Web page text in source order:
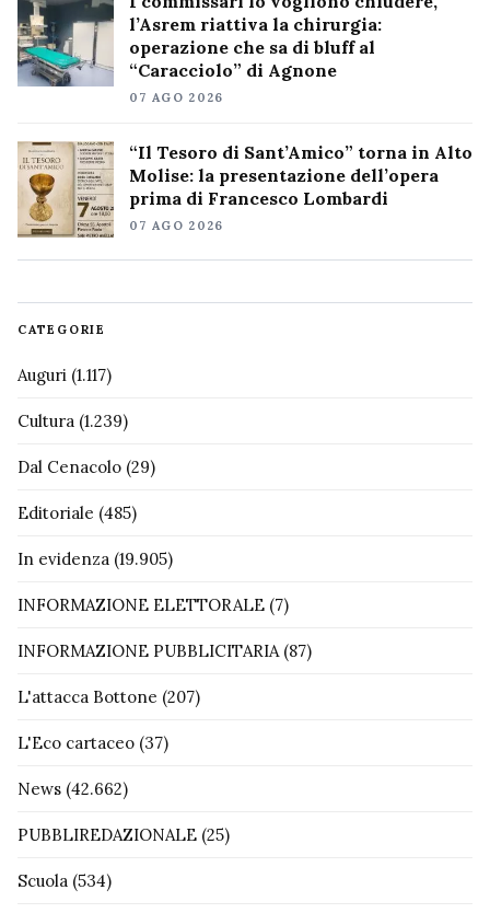
l’Asrem riattiva la chirurgia:
operazione che sa di bluff al
“Caracciolo” di Agnone
07 AGO 2026
“Il Tesoro di Sant’Amico” torna in Alto
Molise: la presentazione dell’opera
prima di Francesco Lombardi
07 AGO 2026
CATEGORIE
Auguri (1.117)
Cultura (1.239)
Dal Cenacolo (29)
Editoriale (485)
In evidenza (19.905)
INFORMAZIONE ELETTORALE (7)
INFORMAZIONE PUBBLICITARIA(87)
L'attacca Bottone (207)
L'Eco cartaceo (37)
News (42.662)
PUBBLIREDAZIONALE (25)
Scuola (534)